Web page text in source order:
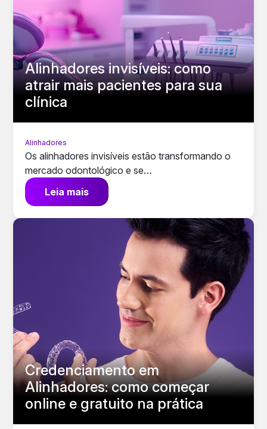
Alinhadores invisíveis: como
atrair mais pacientes para sua
clínica
Alinhadores
Os alinhadores invisíveis estão transformando o
mercado odontológico e se…
Leia mais
Credenciamento em
Alinhadores: como começar
online e gratuito na prática